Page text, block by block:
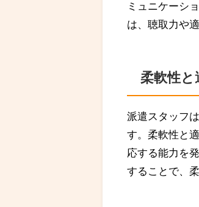
ミュニケーシ
は、聴取力や
柔軟性と
派遣スタッフ
す。柔軟性と
応する能力を
することで、